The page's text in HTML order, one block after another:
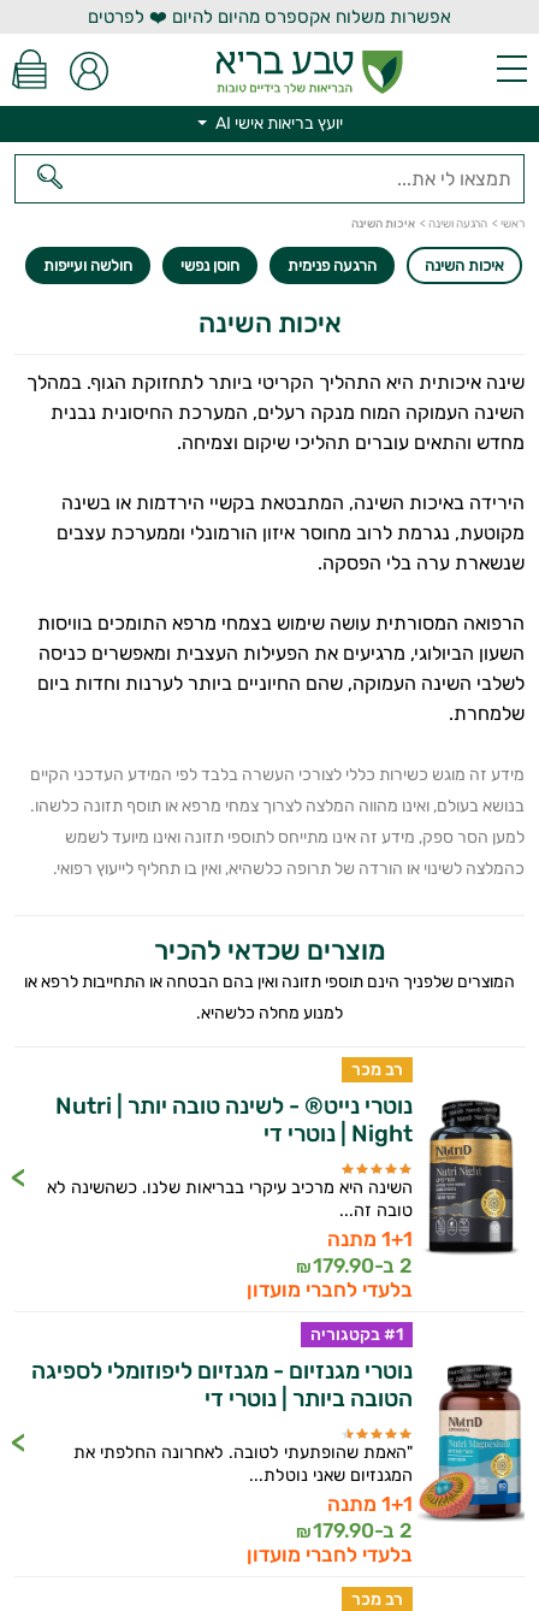
אפשרות משלוח אקספרס מהיום להיום ❤️ לפרטים
יועץ בריאות אישי AI
ראשי > הרגעה ושינה > איכות השינה
איכות
השינה
פנימית
חוסן
ועייפות
איכות השינה הרגעה פנימית חוסן נפשי חולשה ועייפות
איכות השינה
שינה איכותית היא התהליך הקריטי ביותר לתחזוקת הגוף. במהלך
השינה העמוקה המוח מנקה רעלים, המערכת החיסונית נבנית
מחדש והתאים עוברים תהליכי שיקום וצמיחה.
הירידה באיכות השינה, המתבטאת בקשיי הירדמות או בשינה
מקוטעת, נגרמת לרוב מחוסר איזון הורמונלי וממערכת עצבים
שנשארת ערה בלי הפסקה.
הרפואה המסורתית עושה שימוש בצמחי מרפא התומכים בוויסות
השעון הביולוגי, מרגיעים את הפעילות העצבית ומאפשרים כניסה
לשלבי השינה העמוקה, שהם החיוניים ביותר לערנות וחדות ביום
שלמחרת.
מידע זה מוגש כשירות כללי לצורכי העשרה בלבד לפי המידע העדכני הקיים
בנושא בעולם, ואינו מהווה המלצה לצרוך צמחי מרפא או תוסף תזונה כלשהו.
למען הסר ספק, מידע זה אינו מתייחס לתוספי תזונה ואינו מיועד לשמש
כהמלצה לשינוי או הורדה של תרופה כלשהיא, ואין בו תחליף לייעוץ רפואי.
מוצרים שכדאי להכיר
המוצרים שלפניך הינם תוספי תזונה ואין בהם הבטחה או התחייבות לרפא או
למנוע מחלה כלשהיא.
רב מכר
נוטרי נייט® - לשינה טובה יותר | Nutri
Night | נוטרי די
השינה היא מרכיב עיקרי בבריאות שלנו. כשהשינה לא
טובה זה...
1+1 מתנה
2 ב-
179.90
₪
בלעדי לחברי מועדון
#1 בקטגוריה
נוטרי מגנזיום - מגנזיום ליפוזומלי לספיגה
הטובה ביותר | נוטרי די
"האמת שהופתעתי לטובה. לאחרונה החלפתי את
המגנזיום שאני נוטלת...
1+1 מתנה
2 ב-
179.90
₪
בלעדי לחברי מועדון
רב מכר